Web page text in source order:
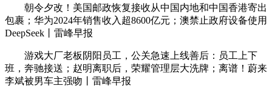
朝令夕改！美国邮政恢复接收从中国内地和中国香港寄出
包裹；华为2024年销售收入超8600亿元；澳禁止政府设备使用
DeepSeek丨雷峰早报
游戏大厂老板阴阳员工，公关急速上线善后：员工上下
班，奔驰接送；赵明离职后，荣耀管理层大洗牌；离谱！蔚来
李斌被男车主强吻丨雷峰早报